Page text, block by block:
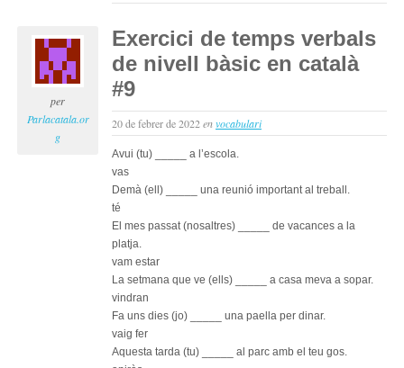
Els
:
per
Parlacatala.or
g
Exercici de temps verbals
de nivell bàsic en català
#9
20 de febrer de 2022envocabulari
Avui (tu) _____ a l’escola.
vas
Demà (ell) _____ una reunió important al treball.
té
El mes passat (nosaltres) _____ de vacances a la
platja.
vam estar
La setmana que ve (ells) _____ a casa meva a sopar.
vindran
Fa uns dies (jo) _____ una paella per dinar.
vaig fer
Aquesta tarda (tu) _____ al parc amb el teu gos.